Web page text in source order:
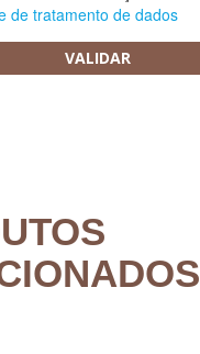
de tratamento de dados
VALIDAR